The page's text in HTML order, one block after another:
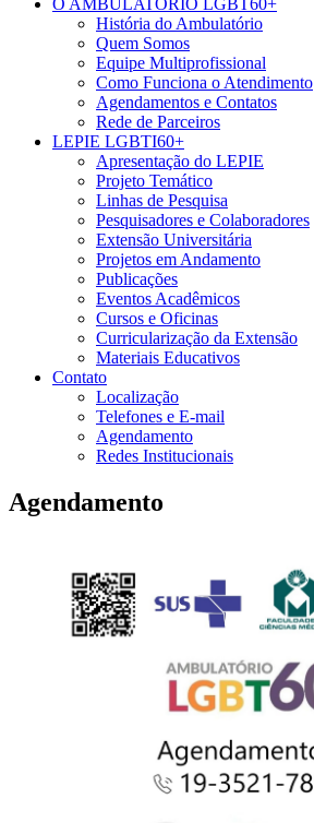
História do Ambulatório
Quem Somos
Equipe Multiprofissional
Como Funciona o Atendimento
Agendamentos e Contatos
Rede de Parceiros
LEPIE LGBTI60+
Apresentação do LEPIE
Projeto Temático
Linhas de Pesquisa
Pesquisadores e Colaboradores
Extensão Universitária
Projetos em Andamento
Publicações
Eventos Acadêmicos
Cursos e Oficinas
Curricularização da Extensão
Materiais Educativos
Contato
Localização
Telefones e E-mail
Agendamento
Redes Institucionais
Agendamento